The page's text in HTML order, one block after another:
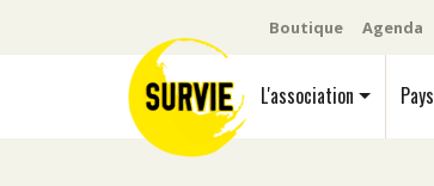
Boutique Agenda
L'association Pays